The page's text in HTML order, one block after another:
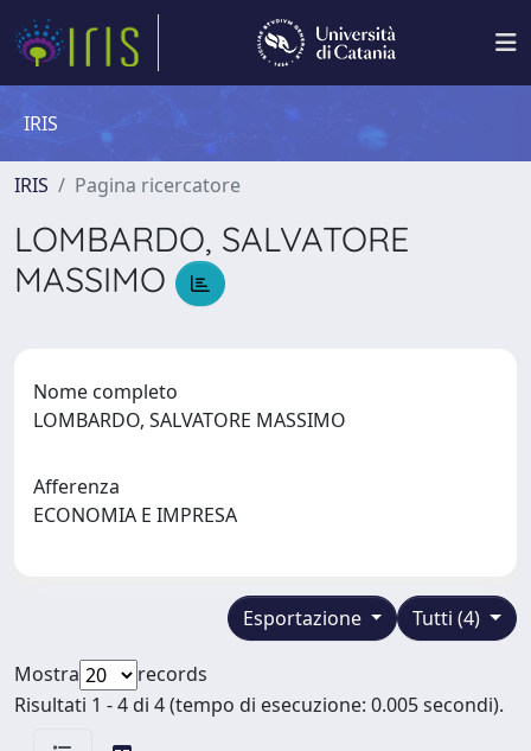
IRIS
IRIS Pagina ricercatore
LOMBARDO, SALVATORE
MASSIMO
Nome completo
LOMBARDO, SALVATORE MASSIMO
Afferenza
ECONOMIA E IMPRESA
Tutti (4)
Esportazione
Mostra
records
Risultati 1 - 4 di 4 (tempo di esecuzione: 0.005 secondi).